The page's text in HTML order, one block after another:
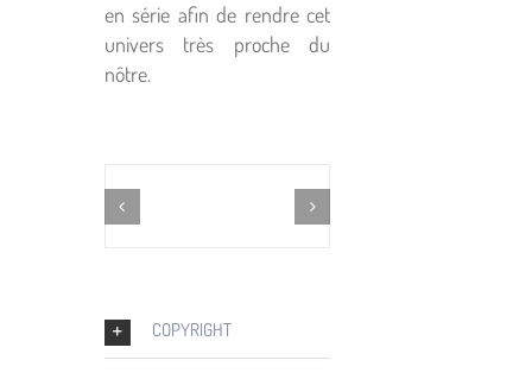
en série afin de rendre cet
univers très proche du
nôtre.
COPYRIGHT